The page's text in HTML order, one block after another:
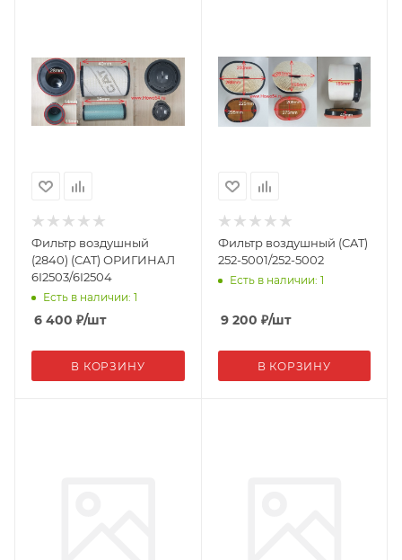
Фильтр воздушный
(2840) (CAT) ОРИГИНАЛ
6I2503/6I2504
Есть в наличии: 1
6 400 ₽/шт
В КОРЗИНУ
Фильтр воздушный (CAT)
252-5001/252-5002
Есть в наличии: 1
9 200 ₽/шт
В КОРЗИНУ